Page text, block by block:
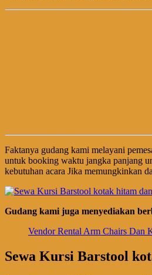
Faktanya gudang kami melayani
untuk booking waktu jangka panjang
kebutuhan acara Jika memungkinkan
Gudang kami juga menyediakan
Vendor Rental Arm Chairs Dan
Sewa Kursi Barstool